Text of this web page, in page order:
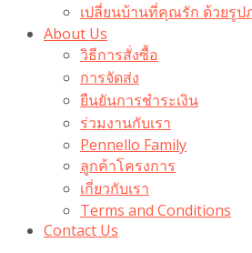
เปลี่ยนบ้านที่คุณรัก ด้วยรู
About Us
วิธีการสั่งซื้อ
การจัดส่ง
ยืนยันการชำระเงิน
ร่วมงานกับเรา
Pennello Family
ลูกค้าโครงการ
เกี่ยวกับเรา
Terms and Conditions
Contact Us